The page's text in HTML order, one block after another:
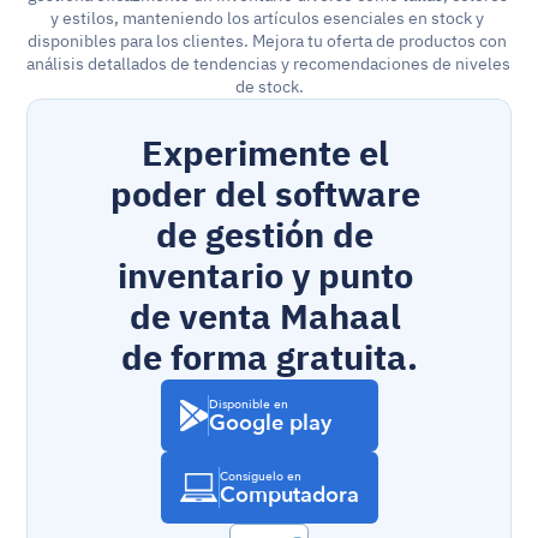
y estilos, manteniendo los artículos esenciales en stock y
disponibles para los clientes. Mejora tu oferta de productos con
análisis detallados de tendencias y recomendaciones de niveles
de stock.
Experimente el
poder del software
de gestión de
inventario y punto
de venta Mahaal
de forma gratuita.
Disponible en
Google play
Consíguelo en
Computadora